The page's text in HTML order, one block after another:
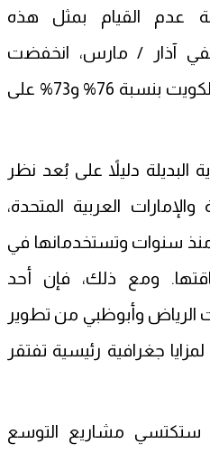
عدم القيام بمثل هذه
ففي آذار / مارس، انخفضت
عائدات النفط في العراق والكويت بنسبة 76% و73% على
البديلة دليلاً على بُعد نظر
العربية المتحدة،
منذ سنوات وتستخدمانها في
ومع ذلك، فإن أحد
الرياض وأبوظبي من تطوير
جغرافية رئيسية تفتقر
ستكتسي مشاريع التوسع